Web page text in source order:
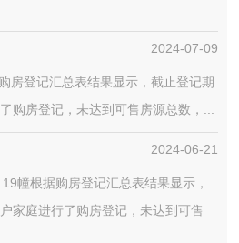
2024-07-09
房登记汇总表结果显示，截止登记期
购房登记，未达到可售房源总数，...
2024-06-21
幢根据购房登记汇总表结果显示，
家庭进行了购房登记，未达到可售